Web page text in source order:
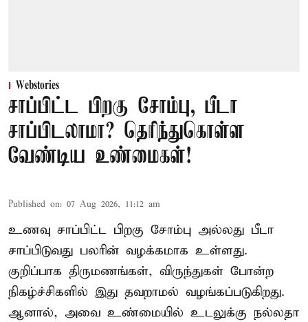
Webstories
சாப்பிட்ட பிறகு சோம்பு, பீடா
சாப்பிடலாமா? தெரிந்துகொள்ள
வேண்டிய உண்மைகள்!
Published on: 07 Aug 2026, 11:12 am
உணவு சாப்பிட்ட பிறகு சோம்பு அல்லது பீடா
சாப்பிடுவது பலரின் வழக்கமாக உள்ளது.
குறிப்பாக திருமணங்கள், விருந்துகள் போன்ற
நிகழ்ச்சிகளில் இது தவறாமல் வழங்கப்படுகிறது.
ஆனால், அவை உண்மையில் உடலுக்கு நல்லதா